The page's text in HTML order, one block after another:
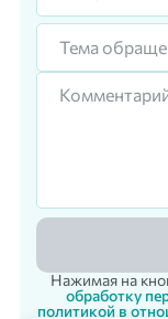
Тема
Нажимая на
обработку
политикой в